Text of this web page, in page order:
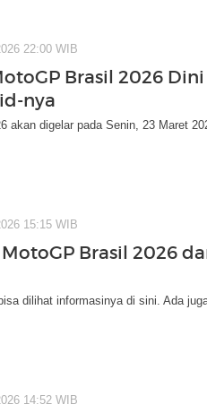
22:00 WIB
Brasil 2026
nya
akan digelar pada Senin, 23 Maret
15:15 WIB
Brasil 2026
dilihat informasinya di sini. Ada
14:52 WIB